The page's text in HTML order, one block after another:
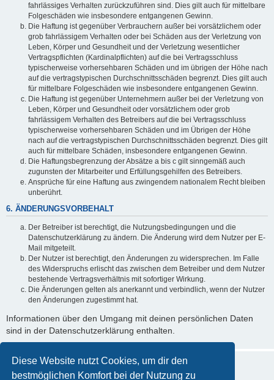
Diese Website nutzt Cookies, um dir den
bestmöglichen Komfort bei der Nutzung zu
fahrlässiges Verhalten zurückzuführen sind. Dies gilt auch für mittelbare
Folgeschäden wie insbesondere entgangenen Gewinn.
Die Haftung ist gegenüber Verbrauchern außer bei vorsätzlichem oder
grob fahrlässigem Verhalten oder bei Schäden aus der Verletzung von
Leben, Körper und Gesundheit und der Verletzung wesentlicher
Vertragspflichten (Kardinalpflichten) auf die bei Vertragsschluss
typischerweise vorhersehbaren Schäden und im übrigen der Höhe nach
auf die vertragstypischen Durchschnittsschäden begrenzt. Dies gilt auch
für mittelbare Folgeschäden wie insbesondere entgangenen Gewinn.
Die Haftung ist gegenüber Unternehmern außer bei der Verletzung von
Leben, Körper und Gesundheit oder vorsätzlichem oder grob
fahrlässigem Verhalten des Betreibers auf die bei Vertragsschluss
typischerweise vorhersehbaren Schäden und im Übrigen der Höhe
nach auf die vertragstypischen Durchschnittsschäden begrenzt. Dies gilt
auch für mittelbare Schäden, insbesondere entgangenen Gewinn.
Die Haftungsbegrenzung der Absätze a bis c gilt sinngemäß auch
zugunsten der Mitarbeiter und Erfüllungsgehilfen des Betreibers.
Ansprüche für eine Haftung aus zwingendem nationalem Recht bleiben
unberührt.
6. ÄNDERUNGSVORBEHALT
Der Betreiber ist berechtigt, die Nutzungsbedingungen und die
Datenschutzerklärung zu ändern. Die Änderung wird dem Nutzer per E-
Mail mitgeteilt.
Der Nutzer ist berechtigt, den Änderungen zu widersprechen. Im Falle
des Widerspruchs erlischt das zwischen dem Betreiber und dem Nutzer
bestehende Vertragsverhältnis mit sofortiger Wirkung.
Die Änderungen gelten als anerkannt und verbindlich, wenn der Nutzer
den Änderungen zugestimmt hat.
Informationen über den Umgang mit deinen persönlichen Daten
sind in der Datenschutzerklärung enthalten.